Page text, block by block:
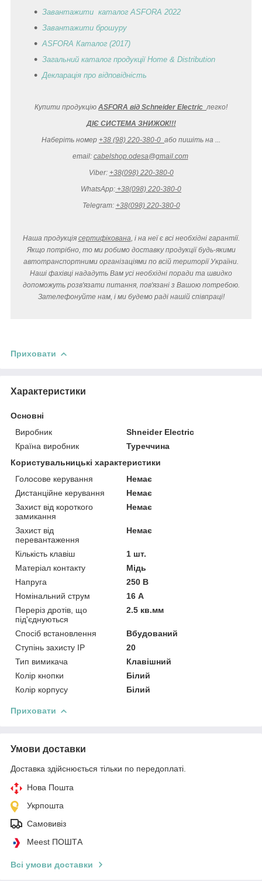
Завантажити каталог ASFORA 2022
Завантажити брошуру
ASFORA Каталог (2017)
Загальний каталог продукції Home & Distribution
Декларація про відповідність
Купити продукцію ASFORA від Schneider Electric легко!
ДІЄ СИСТЕМА ЗНИЖОК!!!
Наберіть номер +38 (98) 220-380-0 або пишіть на ...
email: cabelshop.odesa@gmail.com
Viber: +38(098) 220-380-0
WhatsApp: +38(098) 220-380-0
Telegram: +38(098) 220-380-0
Наша продукція сертифікована , і на неї є всі необхідні гарантії.
Якщо потрібно, то ми робимо доставку продукції будь-якими
автотранспортними організаціями по всій території України.
Наші фахівці нададуть Вам усі необхідні поради та швидко
допоможуть розв'язати питання, пов'язані з Вашою потребою.
Зателефонуйте нам, і ми будемо раді нашій співпраці!
Приховати
Характеристики
Основні
Виробник
Shneider Electric
Країна виробник
Туреччина
Користувальницькі характеристики
Голосове керування
Немає
Дистанційне керування
Немає
Захист від короткого
замикання
Немає
Захист від
перевантаження
Немає
Кількість клавіш
1 шт.
Матеріал контакту
Мідь
Напруга
250 В
Номінальний струм
16 А
Переріз дротів, що
під'єднуються
2.5 кв.мм
Спосіб встановлення
Вбудований
Ступінь захисту IP
20
Тип вимикача
Клавішний
Колір кнопки
Білий
Колір корпусу
Білий
Приховати
Умови доставки
Доставка здійснюється тільки по передоплаті.
Нова Пошта
Укрпошта
Самовивіз
Meest ПОШТА
Всі умови доставки